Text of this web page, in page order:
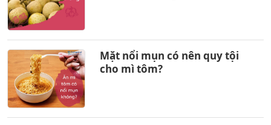
Mặt nổi mụn có nên quy tội
cho mì tôm?